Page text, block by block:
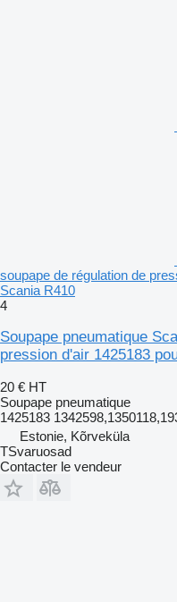
soupape de régulation de
Scania R410
4
Soupape pneumatique
pression d'air 1425183
20 € HT
Soupape pneumatique
1425183
Estonie, Kõrveküla
TSvaruosad
Contacter le vendeur